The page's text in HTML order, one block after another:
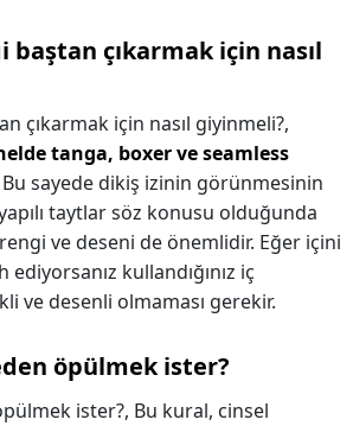
baştan çıkarmak için nasıl
çıkarmak için nasıl giyinmeli?,
tanga, boxer ve seamless
Bu sayede dikiş izinin görünmesinin
taytlar söz konusu olduğunda
ve deseni de önemlidir. Eğer içini
kullandığınız iç
ve desenli olmaması gerekir.
öpülmek ister?
ister?, Bu kural, cinsel